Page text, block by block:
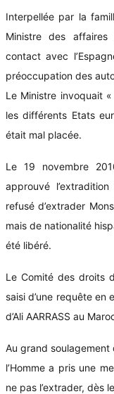
Interpellée par la
Ministre des
contact avec
préoccupation des
Le Ministre invoquait
les différents Etats
était mal placée.
Le 19 novembre
approuvé l’extradition
refusé d’extrader
mais de nationalité
été libéré.
Le Comité des droits
saisi d’une requête en
d’Ali AARRASS au
Au grand
l’Homme a pris une
ne pas l’extrader, dès